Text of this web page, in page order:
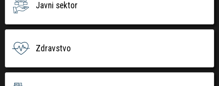
Javni sektor
Zdravstvo